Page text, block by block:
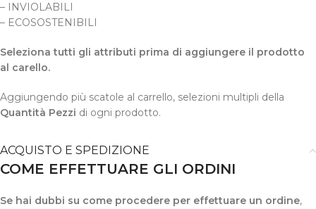
– INVIOLABILI
– ECOSOSTENIBILI
Seleziona tutti gli attributi prima di aggiungere il prodotto
al carello.
Aggiungendo più scatole al carrello, selezioni multipli della
Quantità Pezzi di ogni prodotto.
ACQUISTO E SPEDIZIONE
COME EFFETTUARE GLI ORDINI
Se hai dubbi su come procedere per effettuare un ordine,